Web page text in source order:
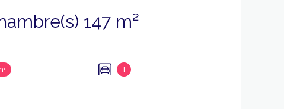
Maison 6 pièce(s) 4 chambre(s) 147 m²
1